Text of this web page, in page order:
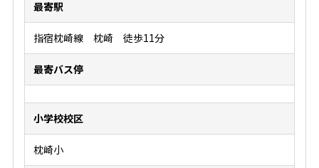
最寄駅
指宿枕崎線 枕崎 徒歩11分
最寄バス停
小学校校区
枕崎小